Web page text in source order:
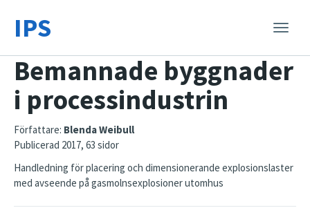
IPS
Toggle
Bemannade byggnader
i processindustrin
Författare: Blenda Weibull
Publicerad 2017, 63 sidor
Handledning för placering och dimensionerande explosionslaster
med avseende på gasmolnsexplosioner utomhus